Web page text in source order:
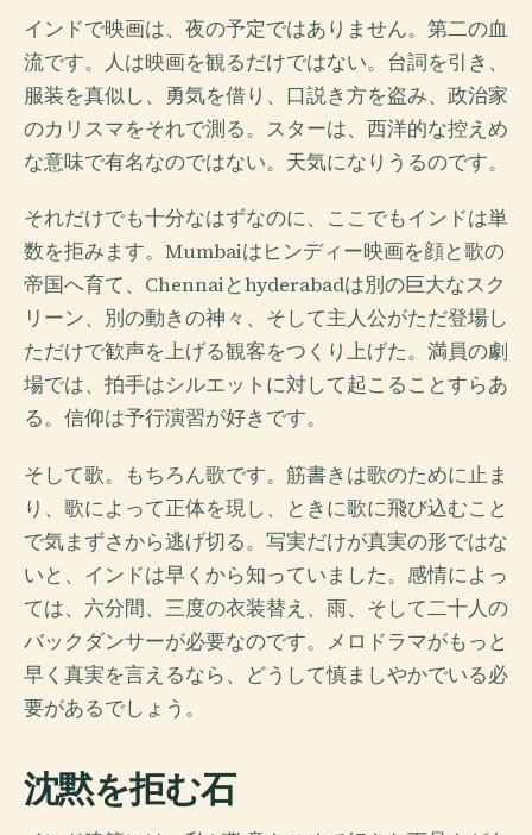
インドで映画は、夜の予定ではありません。第二の血
流です。人は映画を観るだけではない。台詞を引き、
服装を真似し、勇気を借り、口説き方を盗み、政治家
のカリスマをそれで測る。スターは、西洋的な控えめ
な意味で有名なのではない。天気になりうるのです。
それだけでも十分なはずなのに、ここでもインドは単
数を拒みます。Mumbaiはヒンディー映画を顔と歌の
帝国へ育て、Chennaiとhyderabadは別の巨大なスク
リーン、別の動きの神々、そして主人公がただ登場し
ただけで歓声を上げる観客をつくり上げた。満員の劇
場では、拍手はシルエットに対して起こることすらあ
る。信仰は予行演習が好きです。
そして歌。もちろん歌です。筋書きは歌のために止ま
り、歌によって正体を現し、ときに歌に飛び込むこと
で気まずさから逃げ切る。写実だけが真実の形ではな
いと、インドは早くから知っていました。感情によっ
ては、六分間、三度の衣装替え、雨、そして二十人の
バックダンサーが必要なのです。メロドラマがもっと
早く真実を言えるなら、どうして慎ましやかでいる必
要があるでしょう。
沈黙を拒む石